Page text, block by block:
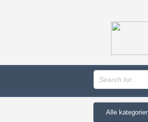
Alle kategorier